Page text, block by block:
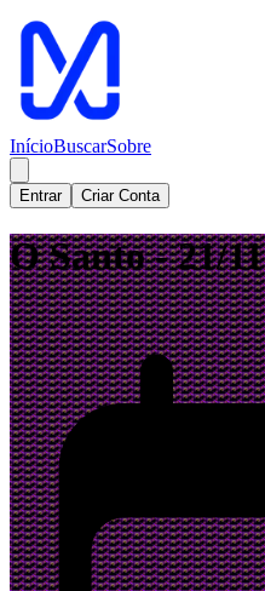
InícioBuscarSobre
Entrar Criar Conta
O Santo - 21/11